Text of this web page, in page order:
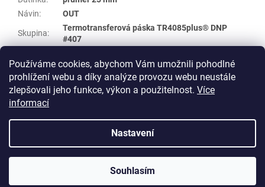
Používáme cookies, abychom Vám umožnili pohodlné
prohlížení webu a díky analýze provozu webu neustále
zlepšovali jeho funkce, výkon a použitelnost. Více
informací
Nastavení
Souhlasím
Návin: OUT
Skupina:
Termotransferová páska TR4085plus® DNP
#407
Typ: Wax
vyhrazena.